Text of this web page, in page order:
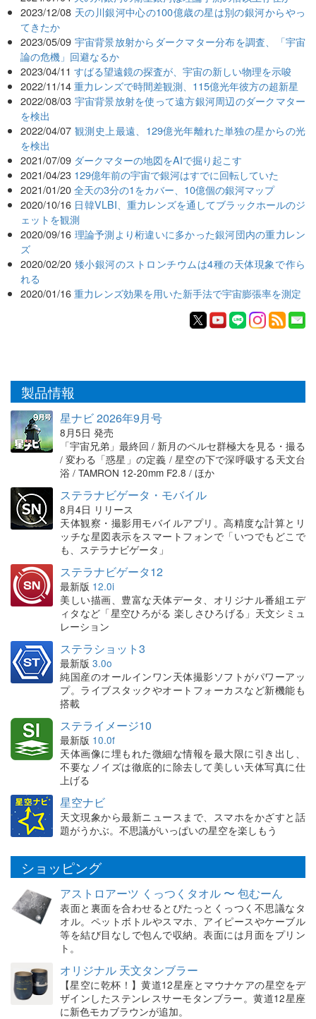
2023/12/08 天の川銀河中心の100億歳の星は別の銀河からやっ
てきたか
2023/05/09 宇宙背景放射からダークマター分布を調査、「宇宙
論の危機」回避なるか
2023/04/11 すばる望遠鏡の探査が、宇宙の新しい物理を示唆
2022/11/14 重力レンズで時間差観測、115億光年彼方の超新星
2022/08/03 宇宙背景放射を使って遠方銀河周辺のダークマター
を検出
2022/04/07 観測史上最遠、129億光年離れた単独の星からの光
を検出
2021/07/09 ダークマターの地図をAIで掘り起こす
2021/04/23 129億年前の宇宙で銀河はすでに回転していた
2021/01/20 全天の3分の1をカバー、10億個の銀河マップ
2020/10/16 日韓VLBI、重力レンズを通してブラックホールのジ
ェットを観測
2020/09/16 理論予測より桁違いに多かった銀河団内の重力レン
ズ
2020/02/20 矮小銀河のストロンチウムは4種の天体現象で作ら
れる
2020/01/16 重力レンズ効果を用いた新手法で宇宙膨張率を測定
製品情報
星ナビ 2026年9月号
8月5日 発売
「宇宙兄弟」最終回 / 新月のペルセ群極大を見る・撮る
/ 変わる「惑星」の定義 / 星空の下で深呼吸する天文台
浴 / TAMRON 12-20mm F2.8 / ほか
ステラナビゲータ・モバイル
8月4日 リリース
天体観察・撮影用モバイルアプリ。高精度な計算とリ
ッチな星図表示をスマートフォンで「いつでもどこで
も、ステラナビゲータ」
ステラナビゲータ12
最新版 12.0i
美しい描画、豊富な天体データ、オリジナル番組エデ
ィタなど「星空ひろがる 楽しさひろげる」天文シミュ
レーション
ステラショット3
最新版 3.0o
純国産のオールインワン天体撮影ソフトがパワーアッ
プ。ライブスタックやオートフォーカスなど新機能も
搭載
ステライメージ10
最新版 10.0f
天体画像に埋もれた微細な情報を最大限に引き出し、
不要なノイズは徹底的に除去して美しい天体写真に仕
上げる
星空ナビ
天文現象から最新ニュースまで、スマホをかざすと話
題がうかぶ。不思議がいっぱいの星空を楽しもう
ショッピング
アストロアーツ くっつくタオル 〜 包むーん
表面と裏面を合わせるとぴたっとくっつく不思議なタ
オル。ペットボトルやスマホ、アイピースやケーブル
等を結び目なしで包んで収納。表面には月面をプリン
ト。
オリジナル 天文タンブラー
【星空に乾杯！】黄道12星座とマウナケアの星空をデ
ザインしたステンレスサーモタンブラー。黄道12星座
に新色モカブラウンが追加。